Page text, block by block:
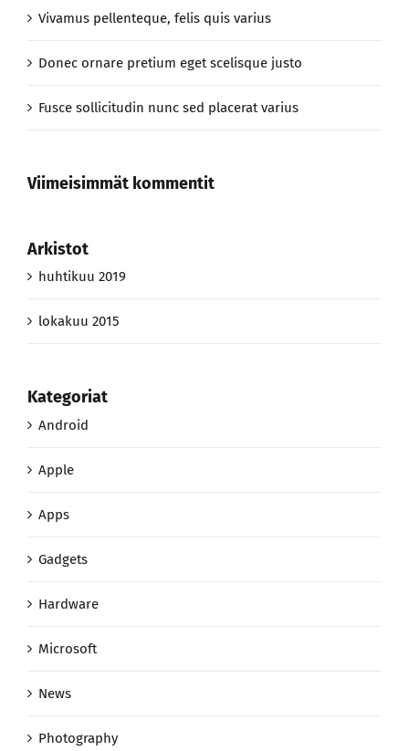
Vivamus pellenteque, felis quis varius
Donec ornare pretium eget scelisque justo
Fusce sollicitudin nunc sed placerat varius
Viimeisimmät kommentit
Arkistot
huhtikuu 2019
lokakuu 2015
Kategoriat
Android
Apple
Apps
Gadgets
Hardware
Microsoft
News
Photography